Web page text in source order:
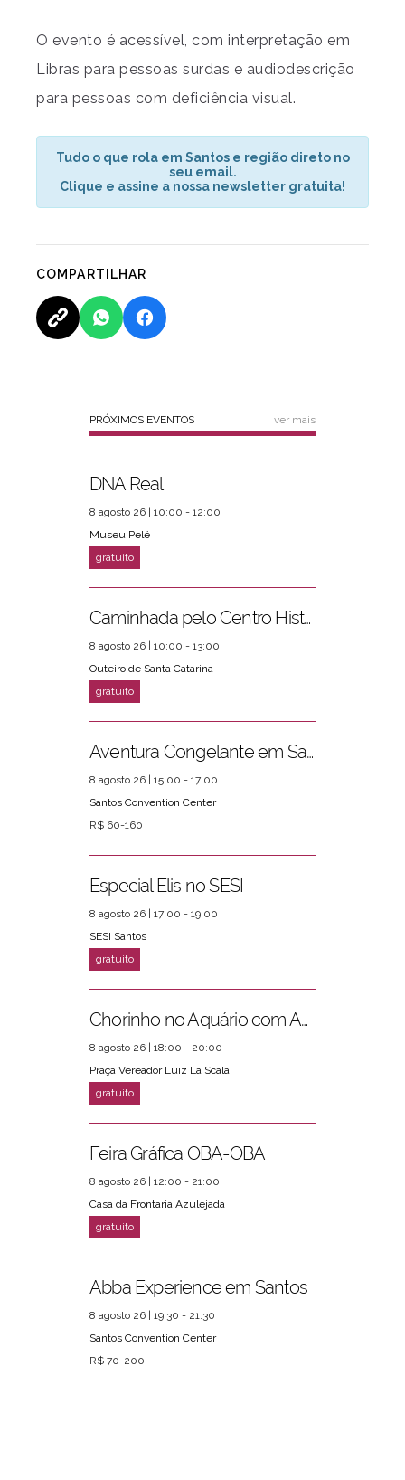
O evento é acessível, com interpretação em
Libras para pessoas surdas e audiodescrição
para pessoas com deficiência visual.
Tudo o que rola em Santos e região direto no
seu email.
Clique e assine a nossa newsletter gratuita!
COMPARTILHAR
PRÓXIMOS EVENTOS ver mais
DNA Real
8 agosto 26 | 10:00 - 12:00
Museu Pelé
Caminhada pelo Centro Histórico
8 agosto 26 | 10:00 - 13:00
Outeiro de Santa Catarina
Aventura Congelante em Santos
8 agosto 26 | 15:00 - 17:00
Santos Convention Center
R$ 60-160
Especial Elis no SESI
8 agosto 26 | 17:00 - 19:00
SESI Santos
Chorinho no Aquário com Amigos da Música e Mari Torres
8 agosto 26 | 18:00 - 20:00
Praça Vereador Luiz La Scala
Feira Gráfica OBA-OBA
8 agosto 26 | 12:00 - 21:00
Casa da Frontaria Azulejada
Abba Experience em Santos
8 agosto 26 | 19:30 - 21:30
Santos Convention Center
R$ 70-200